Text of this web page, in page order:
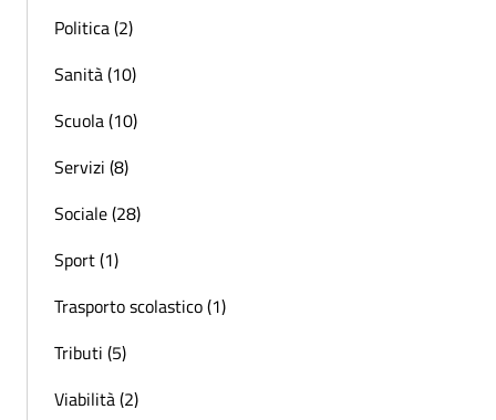
Politica (2)
Sanità (10)
Scuola (10)
Servizi (8)
Sociale (28)
Sport (1)
Trasporto scolastico (1)
Tributi (5)
Viabilità (2)